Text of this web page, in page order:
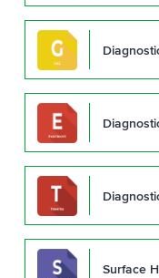
Surface